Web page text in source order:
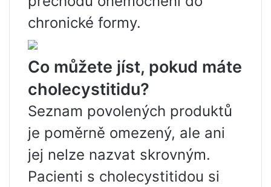
chronické formy.
Co můžete jíst, pokud máte
cholecystitidu?
Seznam povolených produktů
je poměrně omezený, ale ani
jej nelze nazvat skrovným.
Pacienti s cholecystitidou si